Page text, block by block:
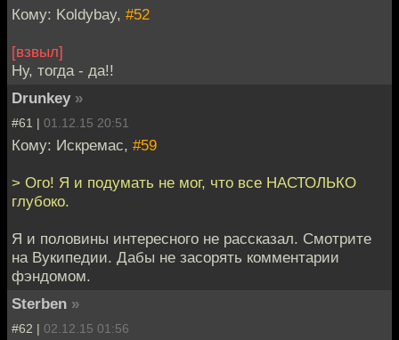
Кому: Koldybay, #52
[взвыл]
Ну, тогда - да!!
Drunkey »
#61 | 01.12.15 20:51
Кому: Искремас, #59
> Ого! Я и подумать не мог, что все НАСТОЛЬКО
глубоко.
Я и половины интересного не рассказал. Смотрите
на Вукипедии. Дабы не засорять комментарии
фэндомом.
Sterben »
#62 | 02.12.15 01:56